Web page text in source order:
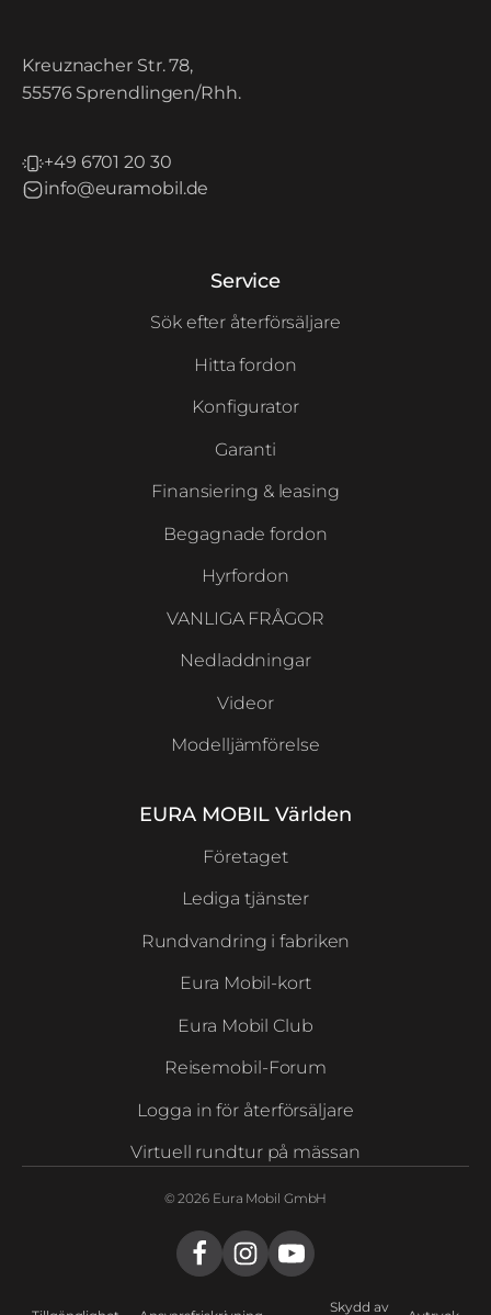
Kreuznacher Str. 78,
55576 Sprendlingen/Rhh.
+49 6701 20 30
info@euramobil.de
Service
Sök efter återförsäljare
Hitta fordon
Konfigurator
Garanti
Finansiering & leasing
Begagnade fordon
Hyrfordon
VANLIGA FRÅGOR
Nedladdningar
Videor
Modelljämförelse
EURA MOBIL Världen
Företaget
Lediga tjänster
Rundvandring i fabriken
Eura Mobil-kort
Eura Mobil Club
Reisemobil-Forum
Logga in för återförsäljare
Virtuell rundtur på mässan
© 2026 Eura Mobil GmbH
Skydd av